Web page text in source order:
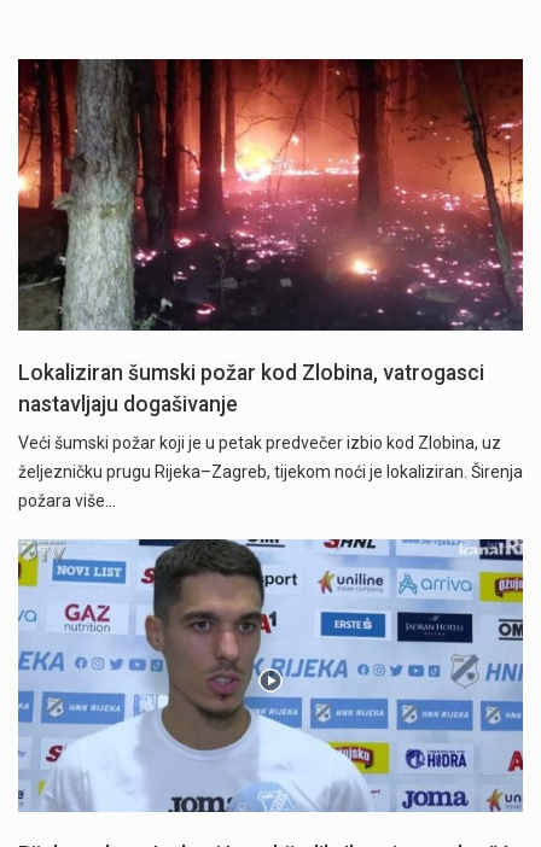
Lokaliziran šumski požar kod Zlobina, vatrogasci
nastavljaju dogašivanje
Veći šumski požar koji je u petak predvečer izbio kod Zlobina, uz
željezničku prugu Rijeka–Zagreb, tijekom noći je lokaliziran. Širenja
požara više…